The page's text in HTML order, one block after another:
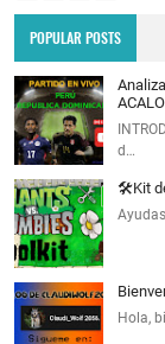
POPULAR POSTS
d…
🛠️Kit
Hola,